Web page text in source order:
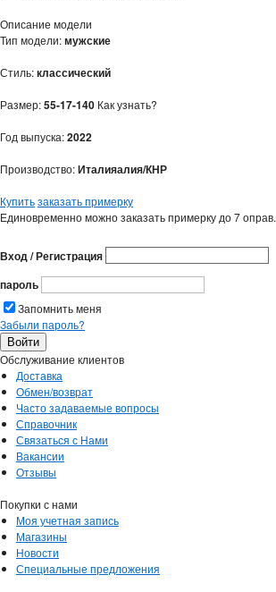
Описание модели
Тип модели:мужские
Стиль:классический
Размер:55-17-140 Как узнать?
Год выпуска:2022
Производство:Италияалия/КНР
Купитьзаказать примерку
Единовременно можно заказать примерку до 7 оправ.
Вход / Регистрация
пароль
Запомнить меня
Забыли пароль?
Обслуживание клиентов
Доставка
Обмен/возврат
Часто задаваемые вопросы
Справочник
Связаться с Нами
Вакансии
Отзывы
Покупки с нами
Моя учетная запись
Магазины
Новости
Специальные предложения